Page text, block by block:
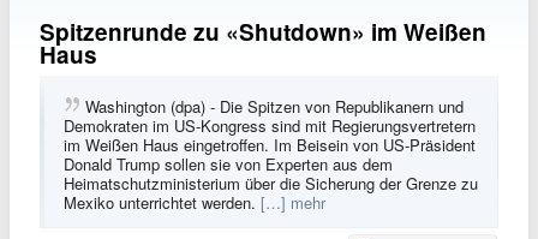
Spitzenrunde zu «Shutdown» im Weißen
Haus
Washington (dpa) - Die Spitzen von Republikanern und
Demokraten im US-Kongress sind mit Regierungsvertretern
im Weißen Haus eingetroffen. Im Beisein von US-Präsident
Donald Trump sollen sie von Experten aus dem
Heimatschutzministerium über die Sicherung der Grenze zu
Mexiko unterrichtet werden. […] mehr